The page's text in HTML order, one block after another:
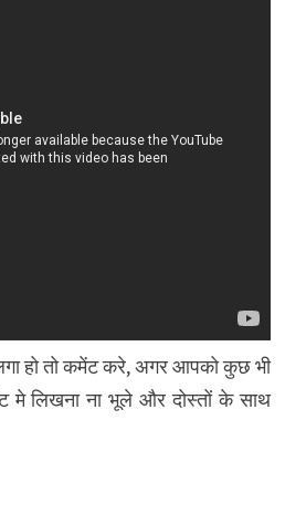
हो तो कमेंट करे, अगर आपको कुछ भी
मे लिखना ना भूले और दोस्तों के साथ